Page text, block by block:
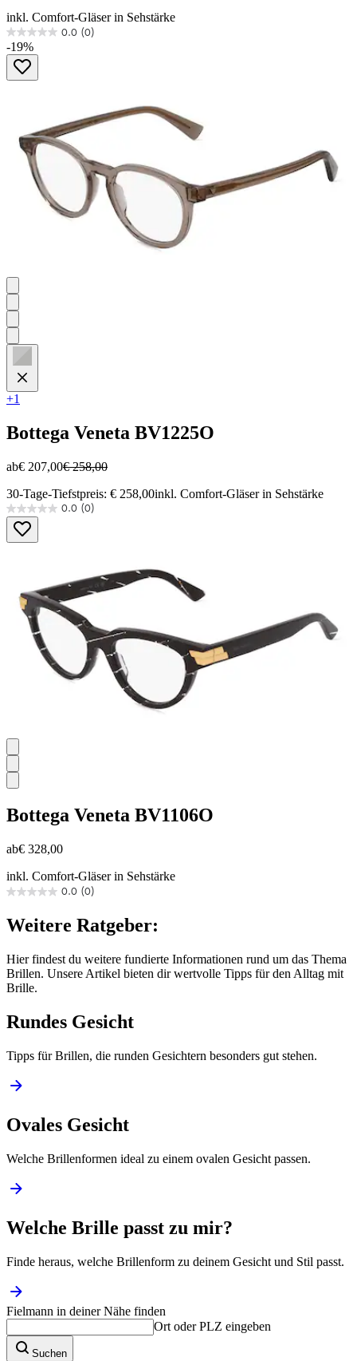
inkl. Comfort-Gläser in Sehstärke
0.0 (0)
0.0
von
Sternen.
-19%
+1
Bottega Veneta BV1225O
ab€ 207,00€ 258,00
30-Tage-Tiefstpreis: € 258,00inkl. Comfort-Gläser in Sehstärke
0.0 (0)
0.0
von
5
Bottega Veneta BV1106O
ab€ 328,00
inkl. Comfort-Gläser in Sehstärke
0.0 (0)
0.0
5
Weitere Ratgeber:
Hier findest du weitere fundierte Informationen rund um das Thema
Brillen. Unsere Artikel bieten dir wertvolle Tipps für den Alltag mit
Brille.
Rundes Gesicht
Tipps für Brillen, die runden Gesichtern besonders gut stehen.
Ovales Gesicht
Welche Brillenformen ideal zu einem ovalen Gesicht passen.
Welche Brille passt zu mir?
Finde heraus, welche Brillenform zu deinem Gesicht und Stil passt.
Fielmann in deiner Nähe finden
Ort oder PLZ eingeben
Suchen